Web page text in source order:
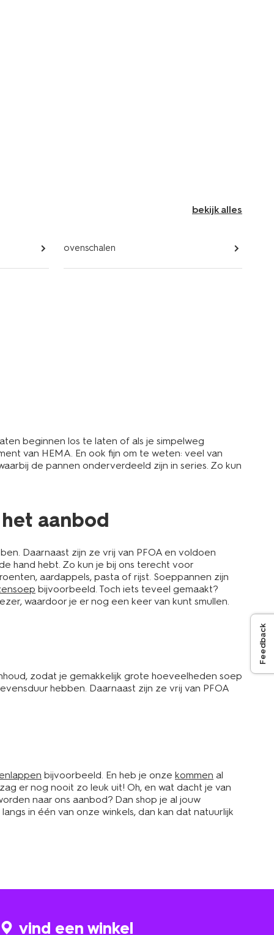
Feedback
bekijk alles
ovenschalen
beginnen los te laten of als je simpelweg
van HEMA. En ook fijn om te weten: veel van
de pannen onderverdeeld zijn in series. Zo kun
aanbod
Daarnaast zijn ze vrij van PFOA en voldoen
hand hebt. Zo kun je bij ons terecht voor
aardappels, pasta of rijst. Soeppannen zijn
bijvoorbeeld. Toch iets teveel gemaakt?
waardoor je er nog een keer van kunt smullen.
zodat je gemakkelijk grote hoeveelheden soep
hebben. Daarnaast zijn ze vrij van PFOA
bijvoorbeeld. En heb je onze kommen al
er nog nooit zo leuk uit! Oh, en wat dacht je van
naar ons aanbod? Dan shop je al jouw
in één van onze winkels, dan kan dat natuurlijk
vind een winkel